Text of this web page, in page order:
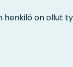
henkilö on ollut